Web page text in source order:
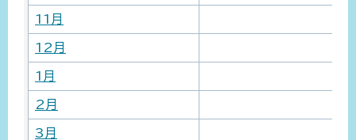
11月
12月
1月
2月
3月